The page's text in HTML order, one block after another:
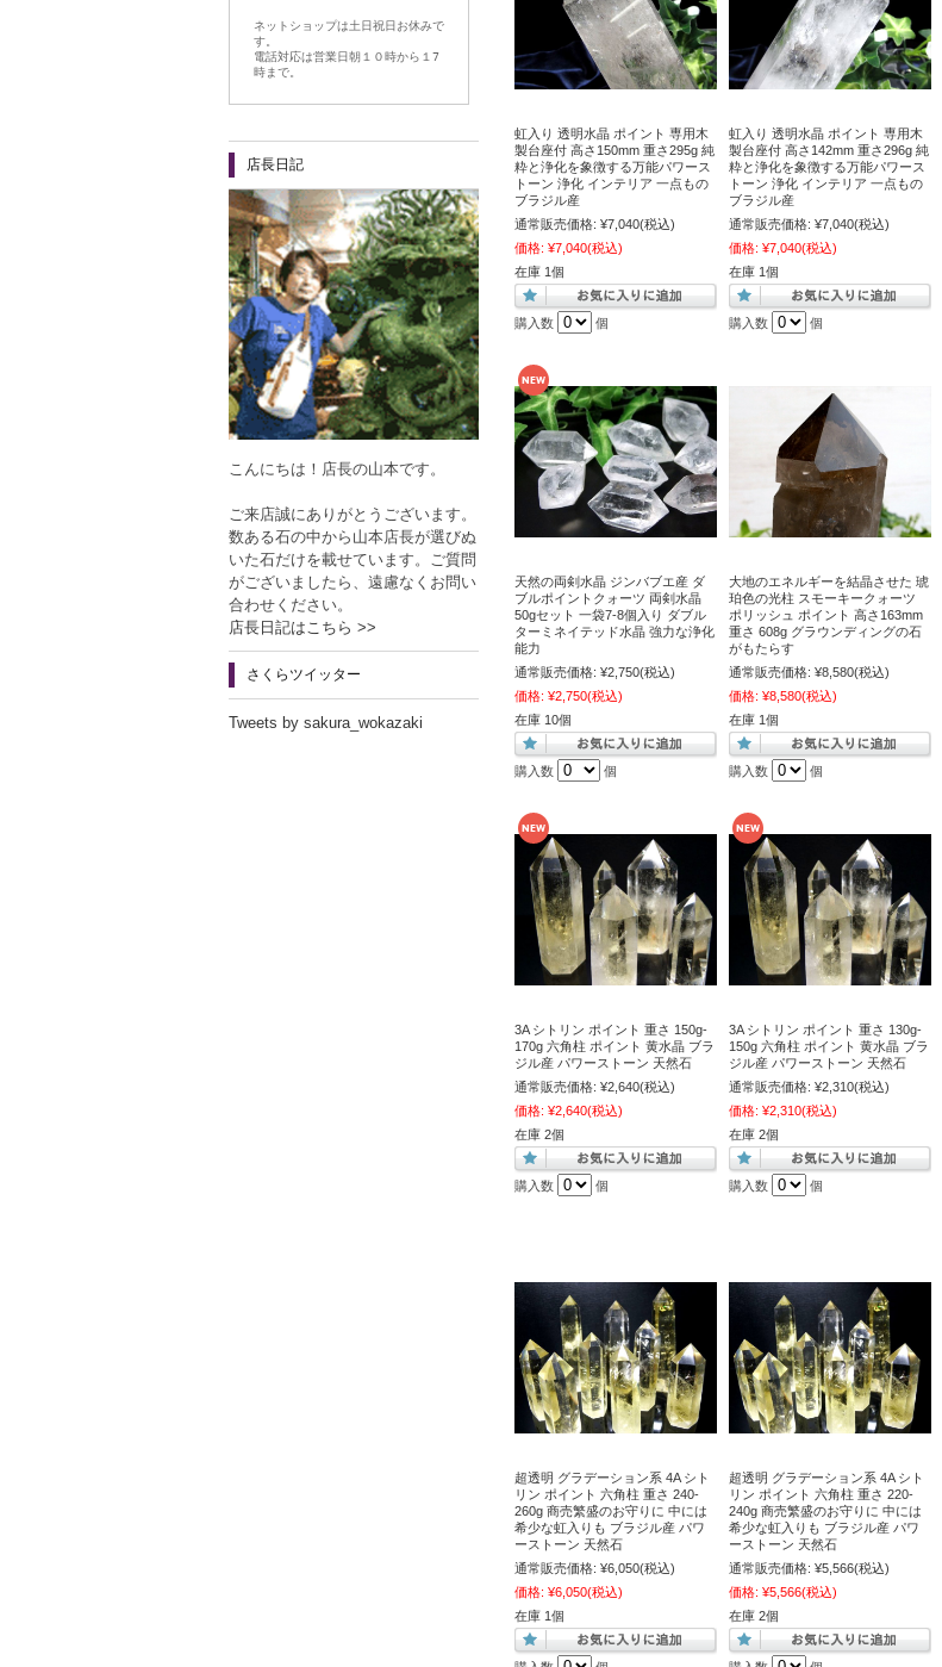
虹入り 透明水晶 ポイント 専用木
製台座付 高さ150mm 重さ295g 純
粋と浄化を象徴する万能パワース
トーン 浄化 インテリア 一点もの
ブラジル産
通常販売価格: ¥7,040(税込)
価格: ¥7,040(税込)
在庫 1個
購入数 個
虹入り 透明水晶 ポイント 専用木
製台座付 高さ142mm 重さ296g 純
粋と浄化を象徴する万能パワース
トーン 浄化 インテリア 一点もの
ブラジル産
通常販売価格: ¥7,040(税込)
価格: ¥7,040(税込)
在庫 1個
購入数 個
天然の両剣水晶 ジンバブエ産 ダ
ブルポイントクォーツ 両剣水晶
50gセット 一袋7-8個入り ダブル
ターミネイテッド水晶 強力な浄化
能力
通常販売価格: ¥2,750(税込)
価格: ¥2,750(税込)
在庫 10個
購入数 個
大地のエネルギーを結晶させた 琥
珀色の光柱 スモーキークォーツ
ポリッシュ ポイント 高さ163mm
重さ 608g グラウンディングの石
がもたらす
通常販売価格: ¥8,580(税込)
価格: ¥8,580(税込)
在庫 1個
購入数 個
3A シトリン ポイント 重さ 150g-
170g 六角柱 ポイント 黄水晶 ブラ
ジル産 パワーストーン 天然石
通常販売価格: ¥2,640(税込)
価格: ¥2,640(税込)
在庫 2個
購入数 個
3A シトリン ポイント 重さ 130g-
150g 六角柱 ポイント 黄水晶 ブラ
ジル産 パワーストーン 天然石
通常販売価格: ¥2,310(税込)
価格: ¥2,310(税込)
在庫 2個
購入数 個
超透明 グラデーション系 4A シト
リン ポイント 六角柱 重さ 240-
260g 商売繁盛のお守りに 中には
希少な虹入りも ブラジル産 パワ
ーストーン 天然石
通常販売価格: ¥6,050(税込)
価格: ¥6,050(税込)
在庫 1個
超透明 グラデーション系 4A シト
リン ポイント 六角柱 重さ 220-
240g 商売繁盛のお守りに 中には
希少な虹入りも ブラジル産 パワ
ーストーン 天然石
通常販売価格: ¥5,566(税込)
価格: ¥5,566(税込)
在庫 2個
ネットショップは土日祝日お休みで
す。
電話対応は営業日朝１０時から１7
時まで。
店長日記
こんにちは！店長の山本です。
ご来店誠にありがとうございます。
数ある石の中から山本店長が選びぬ
いた石だけを載せています。ご質問
がございましたら、遠慮なくお問い
合わせください。
店長日記はこちら >>
さくらツイッター
Tweets by sakura_wokazaki